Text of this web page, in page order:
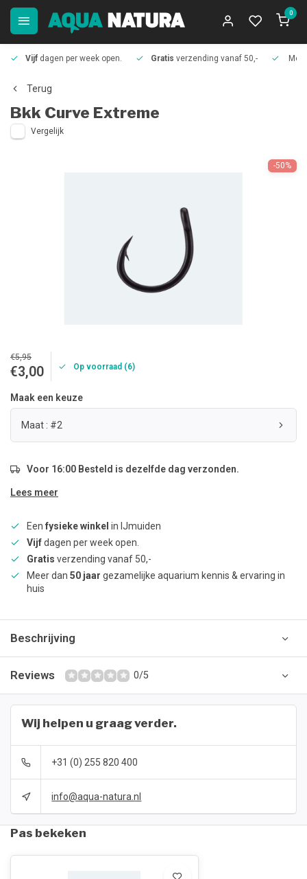
0
Vijf dagen per week open. Gratis verzending vanaf 50,-
Terug
Bkk Curve Extreme
Vergelijk
-50%
€5,95
€3,00 Op voorraad (6)
Maak een keuze
Maat : #2
Voor 16:00 Besteld is dezelfde dag verzonden.
Lees meer
Een fysieke winkel in IJmuiden
Vijfdagen per week open.
Gratis verzending vanaf 50,-
Meer dan 50 jaar gezamelijke aquarium kennis & ervaring in
huis
Beschrijving
Reviews 0/5
Wij helpen u graag verder.
+31 (0) 255 820 400
info@aqua-natura.nl
Pas bekeken